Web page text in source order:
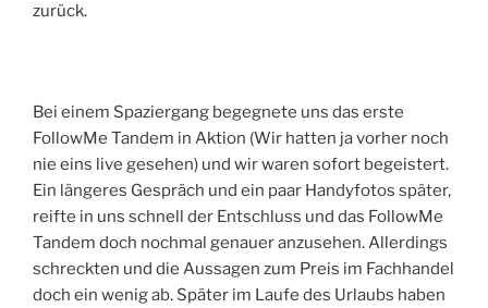
zurück.
Bei einem Spaziergang begegnete uns das erste
FollowMe Tandem in Aktion (Wir hatten ja vorher noch
nie eins live gesehen) und wir waren sofort begeistert.
Ein längeres Gespräch und ein paar Handyfotos später,
reifte in uns schnell der Entschluss und das FollowMe
Tandem doch nochmal genauer anzusehen. Allerdings
schreckten und die Aussagen zum Preis im Fachhandel
doch ein wenig ab. Später im Laufe des Urlaubs haben